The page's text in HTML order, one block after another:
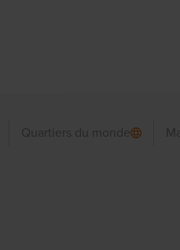
Quartiers du monde